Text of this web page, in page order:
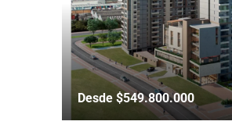
Desde $549.800.000